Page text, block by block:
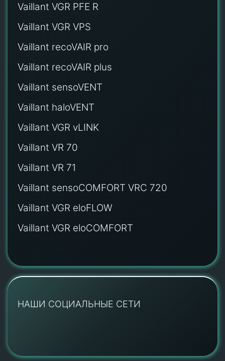
Vaillant VGR PFE R
Vaillant VGR VPS
Vaillant recoVAIR pro
Vaillant recoVAIR plus
Vaillant sensoVENT
Vaillant haloVENT
Vaillant VGR vLINK
Vaillant VR 70
Vaillant VR 71
Vaillant sensoCOMFORT VRC 720
Vaillant VGR eloFLOW
Vaillant VGR eloCOMFORT
НАШИ СОЦИАЛЬНЫЕ СЕТИ